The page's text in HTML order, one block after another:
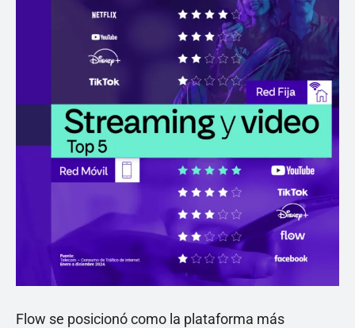
Flow se posicionó como la plataforma más